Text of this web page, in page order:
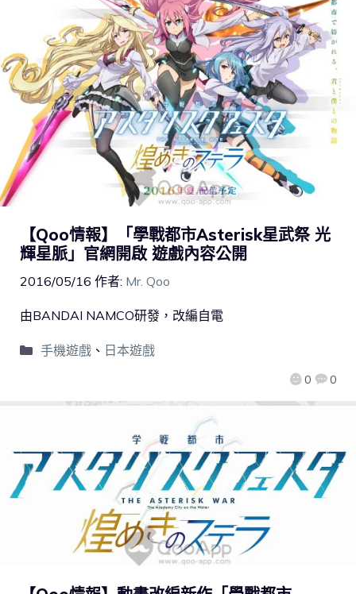
【Qoo情報】「學戰都市Asterisk星武祭 光
輝星脈」官網開啟 遊戲內容公開
2016/05/16 作者: Mr. Qoo
0 0
由BANDAI NAMCO研發，改編自電
手機遊戲、 日本遊戲